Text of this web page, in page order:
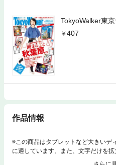
TokyoWalker東
407
作品情報
※この商品はタブレットなど大きいデ
に適しています。また、文字だけを
ト、検索、辞書の参照、引用などの